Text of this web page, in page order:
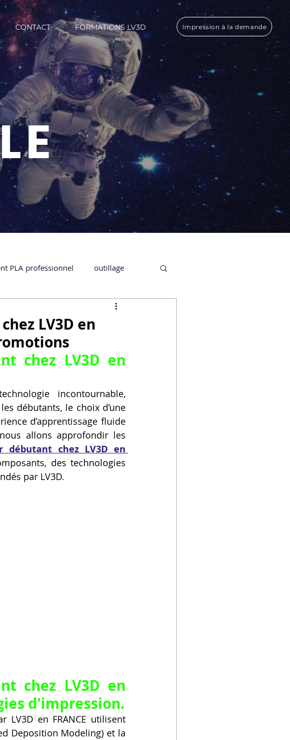
CONTACT FORMATIONS LV3D Impression à la demande
PLA professionnel outillage
impression 3D
Formation 3D CPF CREALITY,
en ligne Secrétaire en Ligne
PETG
LV3D en
chez LV3D en
incontournable,
débutants, le choix d’une
d’apprentissage fluide
allons approfondir les
débutant chez LV3D en
des technologies
par LV3D.
chez LV3D en
d'impression.
LV3D en FRANCE utilisent
Deposition Modeling) et la